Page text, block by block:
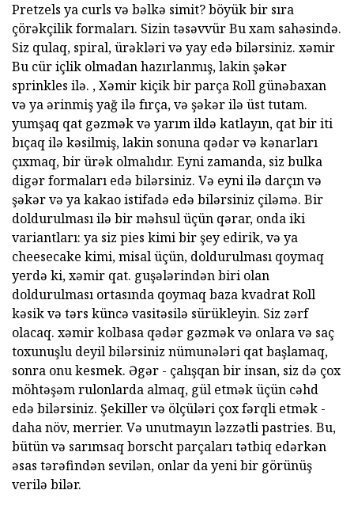
Pretzels ya curls və bəlkə simit? böyük bir sıra
çörəkçilik formaları. Sizin təsəvvür Bu xam sahəsində.
Siz qulaq, spiral, ürəkləri və yay edə bilərsiniz. xəmir
Bu cür içlik olmadan hazırlanmış, lakin şəkər
sprinkles ilə. , Xəmir kiçik bir parça Roll günəbaxan
və ya ərinmiş yağ ilə fırça, və şəkər ilə üst tutam.
yumşaq qat gəzmək və yarım ildə katlayın, qat bir iti
bıçaq ilə kəsilmiş, lakin sonuna qədər və kənarları
çıxmaq, bir ürək olmalıdır. Eyni zamanda, siz bulka
digər formaları edə bilərsiniz. Və eyni ilə darçın və
şəkər və ya kakao istifadə edə bilərsiniz çiləmə. Bir
doldurulması ilə bir məhsul üçün qərar, onda iki
variantları: ya siz pies kimi bir şey edirik, və ya
cheesecake kimi, misal üçün, doldurulması qoymaq
yerdə ki, xəmir qat. guşələrindən biri olan
doldurulması ortasında qoymaq baza kvadrat Roll
kəsik və tərs küncə vasitəsilə sürükleyin. Siz zərf
olacaq. xəmir kolbasa qədər gəzmək və onlara və saç
toxunuşlu deyil bilərsiniz nümunələri qat başlamaq,
sonra onu kesmek. Əgər - çalışqan bir insan, siz də çox
möhtəşəm rulonlarda almaq, gül etmək üçün cəhd
edə bilərsiniz. Şekiller və ölçüləri çox fərqli etmək -
daha növ, merrier. Və unutmayın ləzzətli pastries. Bu,
bütün və sarımsaq borscht parçaları tətbiq edərkən
əsas tərəfindən sevilən, onlar da yeni bir görünüş
verilə bilər.